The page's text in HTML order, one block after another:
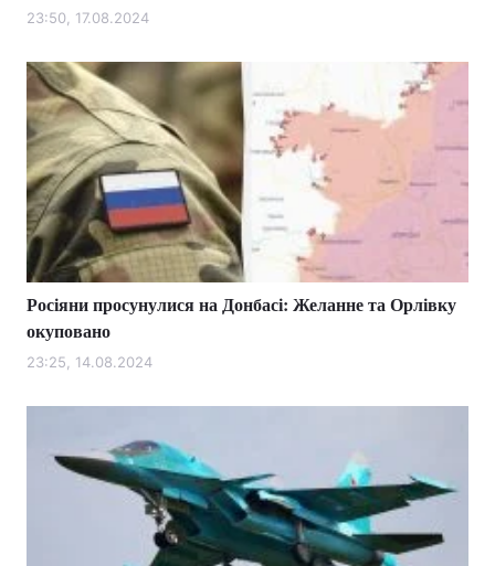
23:50, 17.08.2024
Росіяни просунулися на Донбасі: Желанне та Орлівку
окуповано
23:25, 14.08.2024